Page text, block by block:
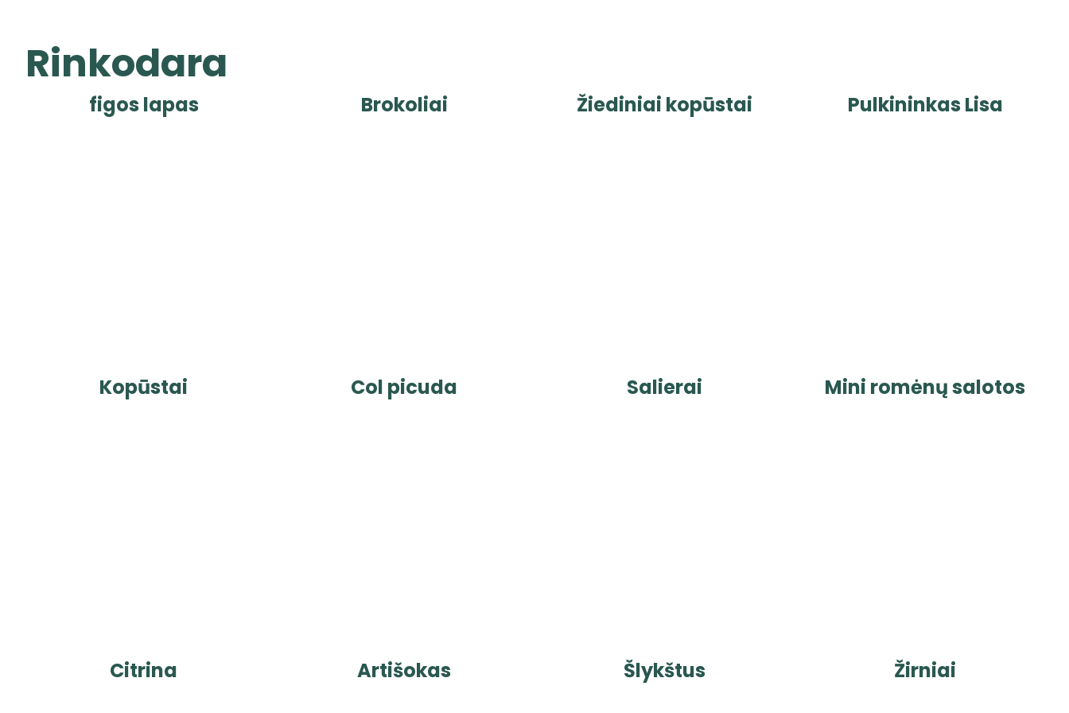
Rinkodara
figos lapas Brokoliai Žiediniai kopūstai Pulkininkas Lisa
Kopūstai Col picuda Salierai Mini romėnų salotos
Citrina Artišokas Šlykštus Žirniai